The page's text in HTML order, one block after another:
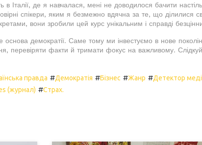
Італії, де я навчалася, мені не доводилося бачити
спікери, яким я безмежно вдячна за те, що ділилися
вони зробили цей курс унікальним і справді
демократії. Саме тому ми інвестуємо в нове
перевіряти факти й тримати фокус на важливому.
правда #Демократія #Бізнес #Жанр #Детектор
(журнал) #Страх.